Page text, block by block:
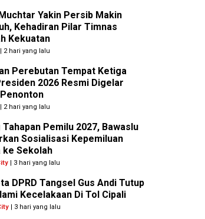
Yakin Persib Makin
Kehadiran Pilar Timnas
Kekuatan
| 2 hari yang lalu
Perebutan Tempat Ketiga
2026 Resmi Digelar
| 2 hari yang lalu
Pemilu 2027, Bawaslu
Sosialisasi Kepemiluan
ke Sekolah
| 3 hari yang lalu
DPRD Tangsel Gus Andi Tutup
Kecelakaan Di Tol Cipali
| 3 hari yang lalu